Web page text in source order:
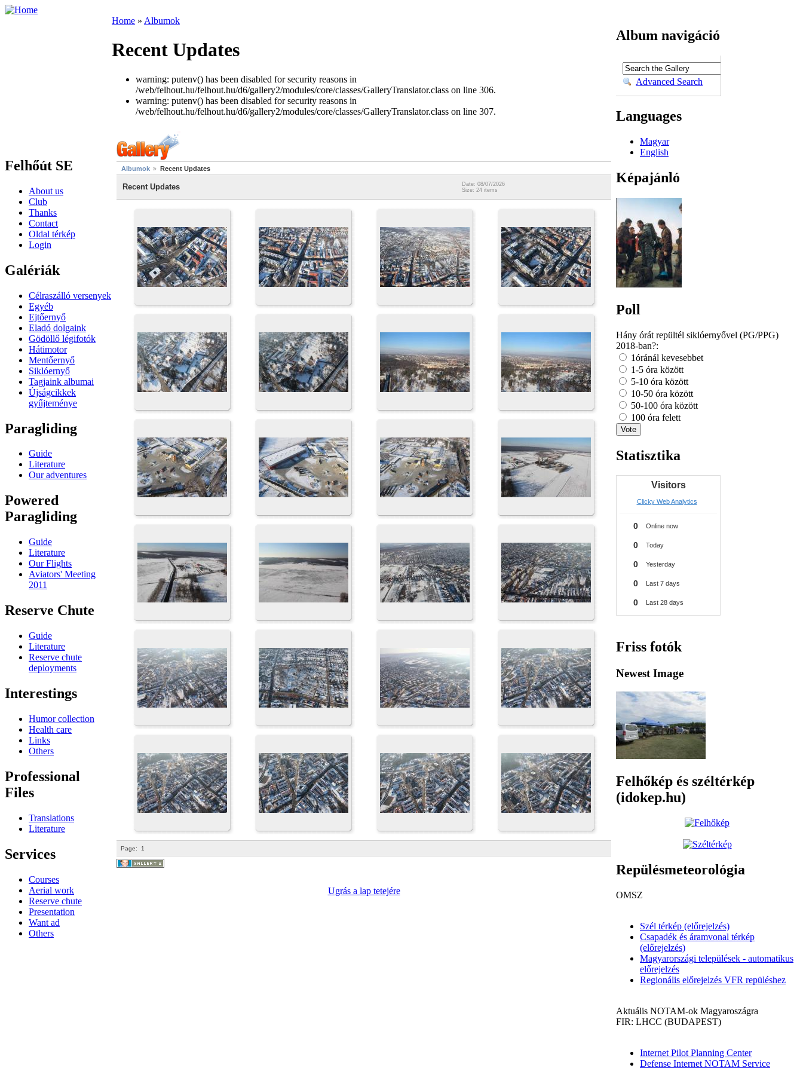
Felhőút SE
About us
Club
Thanks
Contact
Oldal térkép
Login
Galériák
Célraszálló versenyek
Egyéb
Ejtőernyő
Eladó dolgaink
Gödöllő légifotók
Hátimotor
Mentőernyő
Siklóernyő
Tagjaink albumai
Újságcikkek
gyűjteménye
Paragliding
Guide
Literature
Our adventures
Powered
Paragliding
Guide
Literature
Our Flights
Aviators' Meeting
2011
Reserve Chute
Guide
Literature
Reserve chute
deployments
Interestings
Humor collection
Health care
Links
Others
Professional
Files
Translations
Literature
Services
Courses
Aerial work
Reserve chute
Presentation
Want ad
Others
Home » Albumok
Recent Updates
warning: putenv() has been disabled for security reasons in
/web/felhout.hu/felhout.hu/d6/gallery2/modules/core/classes/GalleryTranslator.class on line 306.
warning: putenv() has been disabled for security reasons in
/web/felhout.hu/felhout.hu/d6/gallery2/modules/core/classes/GalleryTranslator.class on line 307.
Albumok Recent Updates
Recent Updates
Date: 08/07/2026
Size: 24 items
Page: 1
Ugrás a lap tetejére
Album navigáció
Advanced Search
Languages
Magyar
English
Képajánló
Poll
Hány órát repültél siklóernyővel (PG/PPG)
2018-ban?:
1óránál kevesebbet
1-5 óra között
5-10 óra között
10-50 óra között
50-100 óra között
100 óra felett
Statisztika
Friss fotók
Newest Image
Felhőkép és széltérkép
(idokep.hu)
Repülésmeteorológia
OMSZ
Szél térkép (előrejelzés)
Csapadék és áramvonal térkép
(előrejelzés)
Magyarországi települések - automatikus
előrejelzés
Regionális előrejelzés VFR repüléshez
Aktuális NOTAM-ok Magyaroszágra
FIR: LHCC (BUDAPEST)
Internet Pilot Planning Center
Defense Internet NOTAM Service